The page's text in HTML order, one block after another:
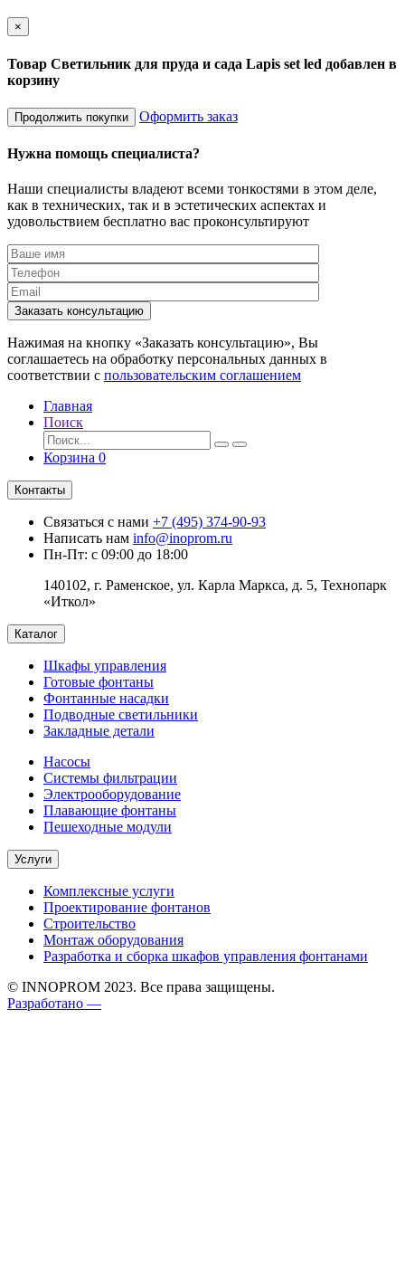
×
Товар Светильник для пруда и сада Lapis set led добавлен в
корзину
Продолжить покупки Оформить заказ
Нужна помощь специалиста?
Наши специалисты владеют всеми тонкостями в этом деле,
как в технических, так и в эстетических аспектах и
удовольствием бесплатно вас проконсультируют
Заказать консультацию
Нажимая на кнопку «Заказать консультацию», Вы
соглашаетесь на обработку персональных данных в
соответствии с пользовательским соглашением
Главная
Поиск
Корзина 0
Контакты
Связаться с нами +7 (495) 374-90-93
Написать нам info@inoprom.ru
Пн-Пт: с 09:00 до 18:00
140102, г. Раменское, ул. Карла Маркса, д. 5, Технопарк
«Иткол»
Каталог
Шкафы управления
Готовые фонтаны
Фонтанные насадки
Подводные светильники
Закладные детали
Насосы
Системы фильтрации
Электрооборудование
Плавающие фонтаны
Пешеходные модули
Услуги
Комплексные услуги
Проектирование фонтанов
Строительство
Монтаж оборудования
Разработка и сборка шкафов управления фонтанами
© INNOPROM 2023. Все права защищены.
Разработано —